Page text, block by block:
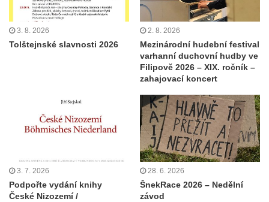
3. 8. 2026
Tolštejnské slavnosti 2026
2. 8. 2026
Mezinárodní hudební festival
varhanní duchovní hudby ve
Filipově 2026 – XIX. ročník –
zahajovací koncert
3. 7. 2026
Podpořte vydání knihy
České Nizozemí /
28. 6. 2026
ŠnekRace 2026 – Nedělní
závod